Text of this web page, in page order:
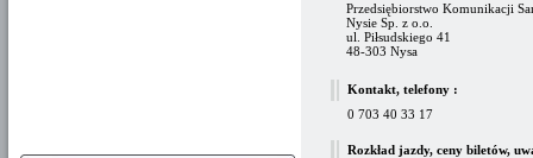
Przedsiębiorstwo Komunikacji
Nysie Sp. z o.o.
ul. Piłsudskiego 41
48-303 Nysa
Kontakt, telefony :
0 703 40 33 17
Rozkład jazdy, ceny biletów,